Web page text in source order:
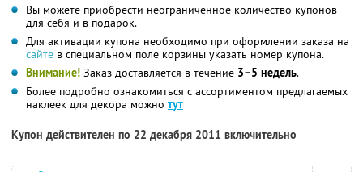
Вы можете приобрести неограниченное количество купонов
для себя и в подарок.
Для активации купона необходимо при оформлении заказа на
сайте в специальном поле корзины указать номер купона.
Внимание! Заказ доставляется в течение 3–5 недель.
Более подробно ознакомиться с ассортиментом предлагаемых
наклеек для декора можно тут
Купон действителен по 22 декабря 2011 включительно